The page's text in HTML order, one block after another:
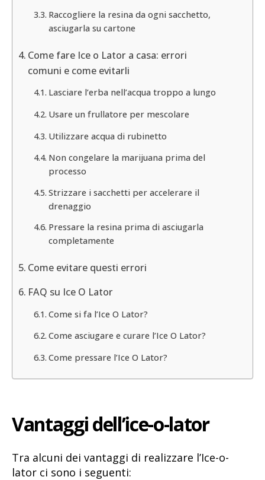
Raccogliere la resina da ogni sacchetto,
asciugarla su cartone
Come fare Ice o Lator a casa: errori
comuni e come evitarli
Lasciare l’erba nell’acqua troppo a lungo
Usare un frullatore per mescolare
Utilizzare acqua di rubinetto
Non congelare la marijuana prima del
processo
Strizzare i sacchetti per accelerare il
drenaggio
Pressare la resina prima di asciugarla
completamente
Come evitare questi errori
FAQ su Ice O Lator
Come si fa l’Ice O Lator?
Come asciugare e curare l’Ice O Lator?
Come pressare l’Ice O Lator?
Vantaggi dell’ice-o-lator
Tra alcuni dei vantaggi di realizzare l’Ice-o-
lator ci sono i seguenti: